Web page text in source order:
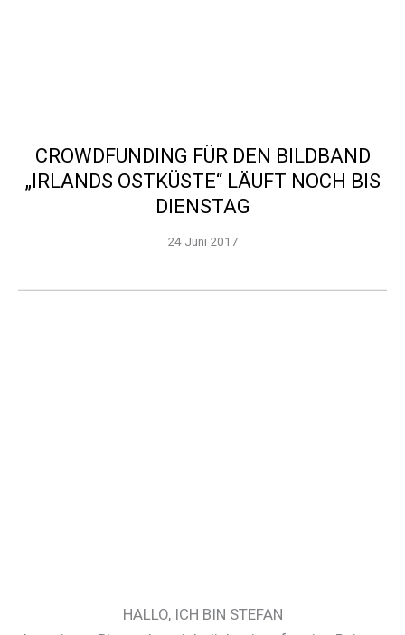
CROWDFUNDING FÜR DEN BILDBAND
„IRLANDS OSTKÜSTE“ LÄUFT NOCH BIS
DIENSTAG
24 Juni 2017
HALLO, ICH BIN STEFAN